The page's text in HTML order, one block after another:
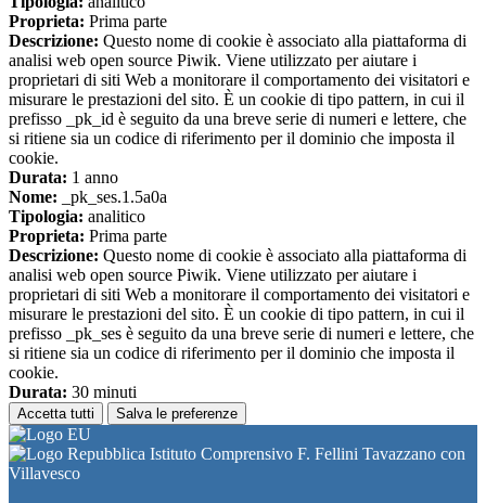
Proprieta: Prima parte
Descrizione: Questo nome di cookie è associato alla piattaforma di
analisi web open source Piwik. Viene utilizzato per aiutare i
proprietari di siti Web a monitorare il comportamento dei visitatori e
misurare le prestazioni del sito. È un cookie di tipo pattern, in cui il
prefisso _pk_id è seguito da una breve serie di numeri e lettere, che
si ritiene sia un codice di riferimento per il dominio che imposta il
cookie.
Durata: 1 anno
Nome: _pk_ses.1.5a0a
Tipologia: analitico
Proprieta: Prima parte
Descrizione: Questo nome di cookie è associato alla piattaforma di
analisi web open source Piwik. Viene utilizzato per aiutare i
proprietari di siti Web a monitorare il comportamento dei visitatori e
misurare le prestazioni del sito. È un cookie di tipo pattern, in cui il
prefisso _pk_ses è seguito da una breve serie di numeri e lettere, che
si ritiene sia un codice di riferimento per il dominio che imposta il
cookie.
Durata: 30 minuti
Accetta tutti Salva le preferenze
Istituto Comprensivo F. Fellini Tavazzano con
Villavesco